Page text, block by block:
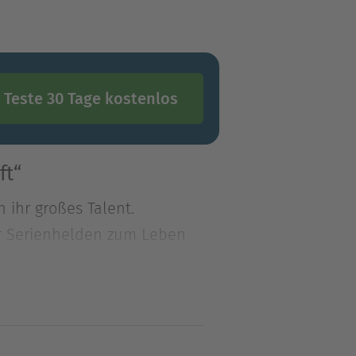
Teste 30 Tage kostenlos
ihr großes Talent.
zum Leben
großes Talent.